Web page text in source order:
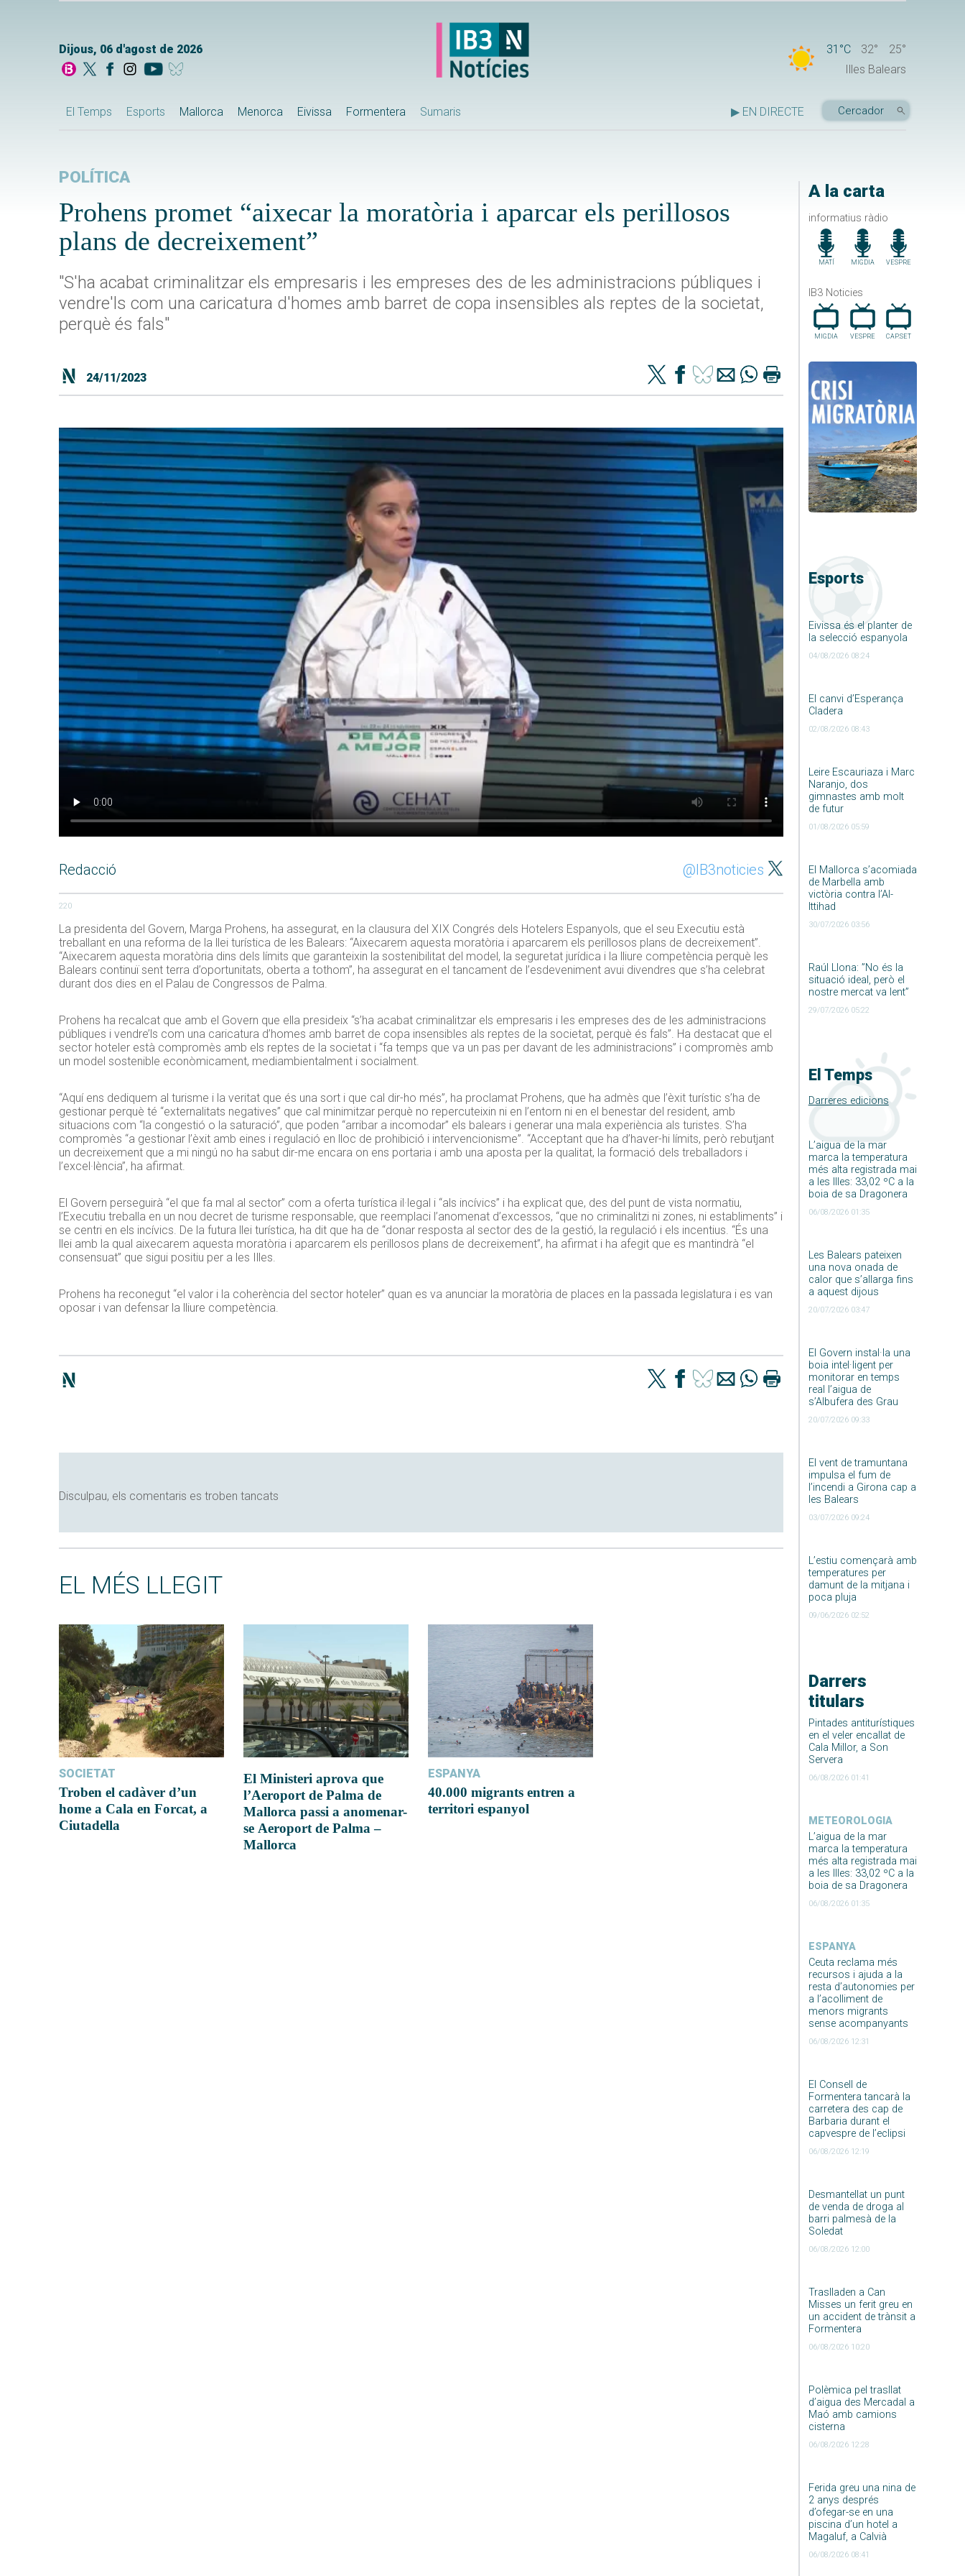
Dijous, 06 d'agost de 2026 31°C 32°
25°
Illes Balears
El Temps Esports Mallorca Menorca Eivissa Formentera Sumaris ▶ EN DIRECTE
A la carta
informatius ràdio
MATÍ MIGDIA VESPRE
IB3 Noticies
MIGDIA VESPRE CAP.SET
Esports
Eivissa és el planter de
la selecció espanyola
04/08/2026 08:24
El canvi d’Esperança
Cladera
02/08/2026 08:43
Leire Escauriaza i Marc
Naranjo, dos
gimnastes amb molt
de futur
01/08/2026 05:59
El Mallorca s’acomiada
de Marbella amb
victòria contra l’Al-
Ittihad
30/07/2026 03:56
Raúl Llona: ”No és la
situació ideal, però el
nostre mercat va lent”
29/07/2026 05:22
El Temps
Darreres edicions
L’aigua de la mar
marca la temperatura
més alta registrada mai
a les Illes: 33,02 ºC a la
boia de sa Dragonera
06/08/2026 01:35
Les Balears pateixen
una nova onada de
calor que s’allarga fins
a aquest dijous
20/07/2026 03:47
El Govern instal·la una
boia intel·ligent per
monitorar en temps
real l’aigua de
s’Albufera des Grau
20/07/2026 09:33
El vent de tramuntana
impulsa el fum de
l’incendi a Girona cap a
les Balears
03/07/2026 09:24
L’estiu començarà amb
temperatures per
damunt de la mitjana i
poca pluja
09/06/2026 02:52
Darrers
titulars
Pintades antiturístiques
en el veler encallat de
Cala Millor, a Son
Servera
06/08/2026 01:41
METEOROLOGIA
L’aigua de la mar
marca la temperatura
més alta registrada mai
a les Illes: 33,02 ºC a la
boia de sa Dragonera
06/08/2026 01:35
ESPANYA
Ceuta reclama més
recursos i ajuda a la
resta d’autonomies per
a l’acolliment de
menors migrants
sense acompanyants
06/08/2026 12:31
El Consell de
Formentera tancarà la
carretera des cap de
Barbaria durant el
capvespre de l’eclipsi
06/08/2026 12:19
Desmantellat un punt
de venda de droga al
barri palmesà de la
Soledat
06/08/2026 12:00
Traslladen a Can
Misses un ferit greu en
un accident de trànsit a
Formentera
06/08/2026 10:20
Polèmica pel trasllat
d’aigua des Mercadal a
Maó amb camions
cisterna
06/08/2026 12:28
Ferida greu una nina de
2 anys després
d’ofegar-se en una
piscina d’un hotel a
Magaluf, a Calvià
06/08/2026 08:41
POLÍTICA
Prohens promet “aixecar la moratòria i aparcar els perillosos
plans de decreixement”
"S'ha acabat criminalitzar els empresaris i les empreses des de les administracions públiques i
vendre'ls com una caricatura d'homes amb barret de copa insensibles als reptes de la societat,
perquè és fals"
24/11/2023
Redacció @IB3noticies
220
La presidenta del Govern, Marga Prohens, ha assegurat, en la clausura del XIX Congrés dels Hotelers Espanyols, que el seu Executiu està
treballant en una reforma de la llei turística de les Balears: “Aixecarem aquesta moratòria i aparcarem els perillosos plans de decreixement”.
“Aixecarem aquesta moratòria dins dels límits que garanteixin la sostenibilitat del model, la seguretat jurídica i la lliure competència perquè les
Balears continuï sent terra d’oportunitats, oberta a tothom”, ha assegurat en el tancament de l’esdeveniment avui divendres que s’ha celebrat
durant dos dies en el Palau de Congressos de Palma.
Prohens ha recalcat que amb el Govern que ella presideix “s’ha acabat criminalitzar els empresaris i les empreses des de les administracions
públiques i vendre’ls com una caricatura d’homes amb barret de copa insensibles als reptes de la societat, perquè és fals”. Ha destacat que el
sector hoteler està compromès amb els reptes de la societat i “fa temps que va un pas per davant de les administracions” i compromès amb
un model sostenible econòmicament, mediambientalment i socialment.
“Aquí ens dediquem al turisme i la veritat que és una sort i que cal dir-ho més”, ha proclamat Prohens, que ha admès que l’èxit turístic s’ha de
gestionar perquè té “externalitats negatives” que cal minimitzar perquè no repercuteixin ni en l’entorn ni en el benestar del resident, amb
situacions com “la congestió o la saturació”, que poden “arribar a incomodar” els balears i generar una mala experiència als turistes. S’ha
compromès “a gestionar l’èxit amb eines i regulació en lloc de prohibició i intervencionisme”. “Acceptant que ha d’haver-hi límits, però rebutjant
un decreixement que a mi ningú no ha sabut dir-me encara on ens portaria i amb una aposta per la qualitat, la formació dels treballadors i
l’excel·lència”, ha afirmat.
El Govern perseguirà “el que fa mal al sector” com a oferta turística il·legal i “als incívics” i ha explicat que, des del punt de vista normatiu,
l’Executiu treballa en un nou decret de turisme responsable, que reemplaci l’anomenat d’excessos, “que no criminalitzi ni zones, ni establiments” i
se centri en els incívics. De la futura llei turística, ha dit que ha de “donar resposta al sector des de la gestió, la regulació i els incentius. “És una
llei amb la qual aixecarem aquesta moratòria i aparcarem els perillosos plans de decreixement”, ha afirmat i ha afegit que es mantindrà “el
consensuat” que sigui positiu per a les Illes.
Prohens ha reconegut “el valor i la coherència del sector hoteler” quan es va anunciar la moratòria de places en la passada legislatura i es van
oposar i van defensar la lliure competència.
Disculpau, els comentaris es troben tancats
EL MÉS LLEGIT
SOCIETAT
Troben el cadàver d’un
home a Cala en Forcat, a
Ciutadella
El Ministeri aprova que
l’Aeroport de Palma de
Mallorca passi a anomenar-
se Aeroport de Palma –
Mallorca
ESPANYA
40.000 migrants entren a
territori espanyol